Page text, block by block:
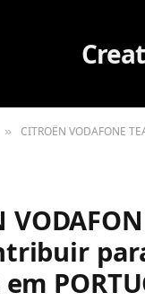
» CITROËN VODAFONE TEAM quer